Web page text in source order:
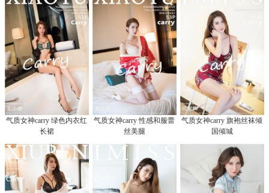
气质女神carry 绿色内衣红
长裙
气质女神carry 性感和服蕾
丝美腿
气质女神carry 旗袍丝袜倾
国倾城